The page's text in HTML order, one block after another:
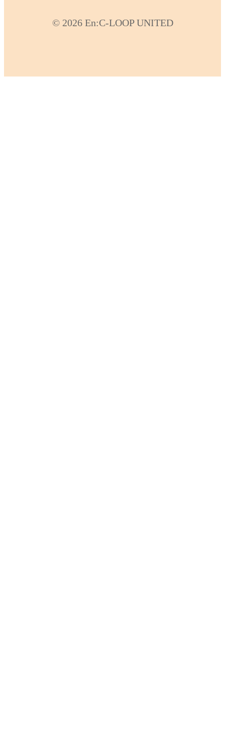
© 2026 En:C-LOOP UNITED